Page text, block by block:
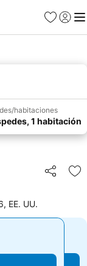
Favoritos
Iniciar
habitaciones
1 habitación
Compartir
EE. UU.